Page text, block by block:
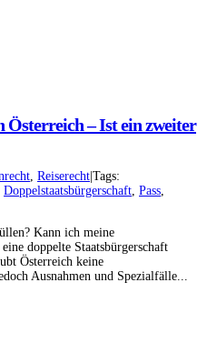
Instagram
LinkedIn
Österreich – Ist ein zweiter
, Reiserecht Tags:
Doppelstaatsbürgerschaft, Pass,
Kann ich meine
doppelte Staatsbürgerschaft
Österreich keine
Ausnahmen und Spezialfälle...